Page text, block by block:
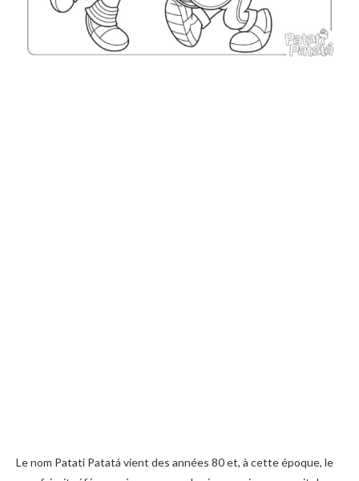
Le nom Patati Patatá vient des années 80 et, à cette époque, le